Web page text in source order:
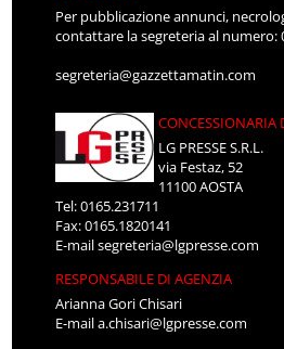
Per pubblicazione annunci,
contattare la segreteria al numero:
segreteria@gazzettamatin.com
CONCESSIONARIA
LG PRESSE S.R.L.
via Festaz, 52
11100 AOSTA
Tel: 0165.231711
Fax: 0165.1820141
E-mailsegreteria@lgpresse.com
RESPONSABILE DI AGENZIA
Arianna Gori Chisari
E-maila.chisari@lgpresse.com